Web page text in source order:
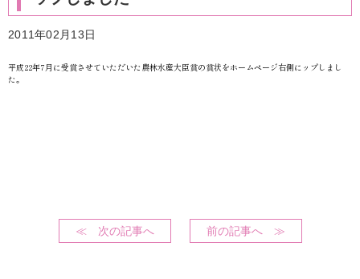
2011年02月13日
平成22年7月に受賞させていただいた農林水産大臣賞の賞状をホームページ右側にップしまし
た。
≪ 次の記事へ 前の記事へ ≫